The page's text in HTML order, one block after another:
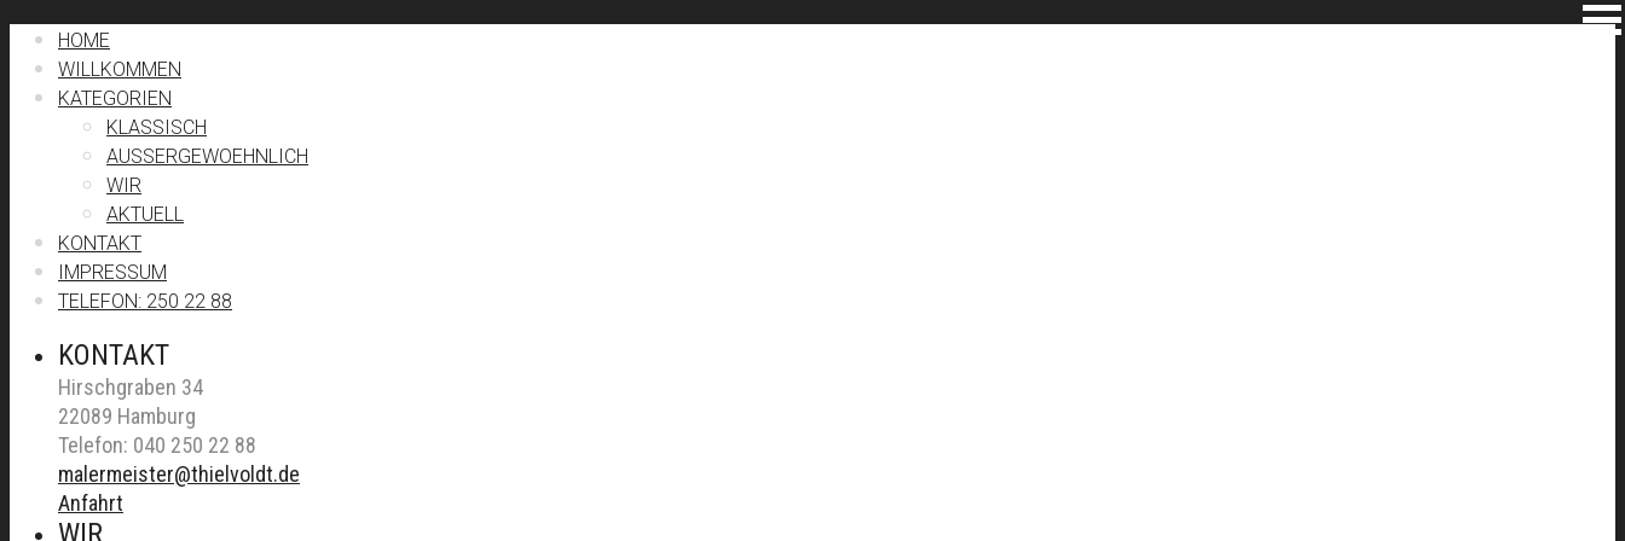
HOME
WILLKOMMEN
KATEGORIEN
KLASSISCH
AUSSERGEWOEHNLICH
WIR
AKTUELL
KONTAKT
IMPRESSUM
TELEFON: 250 22 88
KONTAKT
Hirschgraben 34
22089 Hamburg
Telefon: 040 250 22 88
malermeister@thielvoldt.de
Anfahrt
WIR